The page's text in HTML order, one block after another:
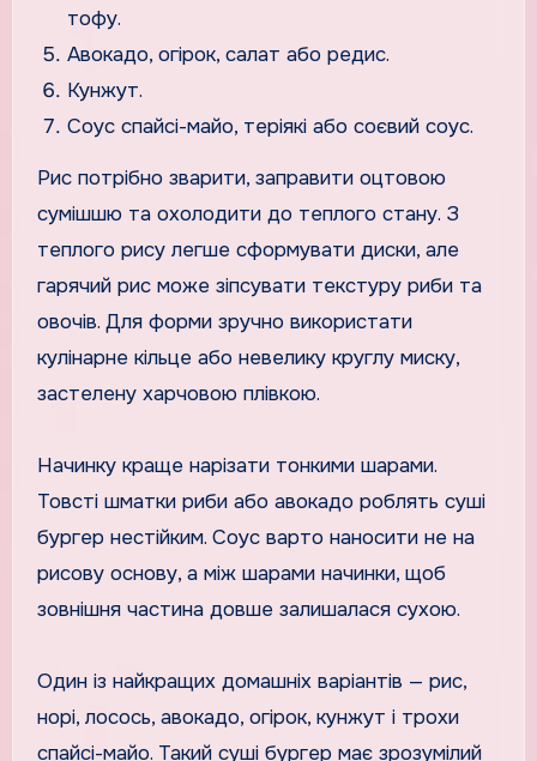
тофу.
Авокадо, огірок, салат або редис.
Кунжут.
Соус спайсі-майо, теріякі або соєвий соус.
Рис потрібно зварити, заправити оцтовою
сумішшю та охолодити до теплого стану. З
теплого рису легше сформувати диски, але
гарячий рис може зіпсувати текстуру риби та
овочів. Для форми зручно використати
кулінарне кільце або невелику круглу миску,
застелену харчовою плівкою.
Начинку краще нарізати тонкими шарами.
Товсті шматки риби або авокадо роблять суші
бургер нестійким. Соус варто наносити не на
рисову основу, а між шарами начинки, щоб
зовнішня частина довше залишалася сухою.
Один із найкращих домашніх варіантів — рис,
норі, лосось, авокадо, огірок, кунжут і трохи
спайсі-майо. Такий суші бургер має зрозумілий